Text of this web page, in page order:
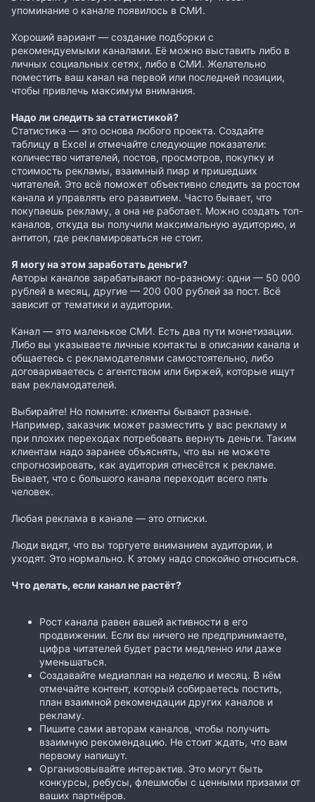
упоминание о канале появилось в СМИ.
Хороший вариант — создание подборки с
рекомендуемыми каналами. Её можно выставить либо в
личных социальных сетях, либо в СМИ. Желательно
поместить ваш канал на первой или последней позиции,
чтобы привлечь максимум внимания.
Надо ли следить за статистикой?
Статистика — это основа любого проекта. Создайте
таблицу в Excel и отмечайте следующие показатели:
количество читателей, постов, просмотров, покупку и
стоимость рекламы, взаимный пиар и пришедших
читателей. Это всё поможет объективно следить за ростом
канала и управлять его развитием. Часто бывает, что
покупаешь рекламу, а она не работает. Можно создать топ-
каналов, откуда вы получили максимальную аудиторию, и
антитоп, где рекламироваться не стоит.
Я могу на этом заработать деньги?
Авторы каналов зарабатывают по-разному: одни — 50 000
рублей в месяц, другие — 200 000 рублей за пост. Всё
зависит от тематики и аудитории.
Канал — это маленькое СМИ. Есть два пути монетизации.
Либо вы указываете личные контакты в описании канала и
общаетесь с рекламодателями самостоятельно, либо
договариваетесь с агентством или биржей, которые ищут
вам рекламодателей.
Выбирайте! Но помните: клиенты бывают разные.
Например, заказчик может разместить у вас рекламу и
при плохих переходах потребовать вернуть деньги. Таким
клиентам надо заранее объяснять, что вы не можете
спрогнозировать, как аудитория отнесётся к рекламе.
Бывает, что с большого канала переходит всего пять
человек.
Любая реклама в канале — это отписки.
Люди видят, что вы торгуете вниманием аудитории, и
уходят. Это нормально. К этому надо спокойно относиться.
Что делать, если канал не растёт?
Рост канала равен вашей активности в его
продвижении. Если вы ничего не предпринимаете,
цифра читателей будет расти медленно или даже
уменьшаться.
Создавайте медиаплан на неделю и месяц. В нём
отмечайте контент, который собираетесь постить,
план взаимной рекомендации других каналов и
рекламу.
Пишите сами авторам каналов, чтобы получить
взаимную рекомендацию. Не стоит ждать, что вам
первому напишут.
Организовывайте интерактив. Это могут быть
конкурсы, ребусы, флешмобы с ценными призами от
ваших партнёров.